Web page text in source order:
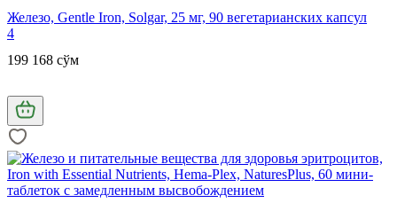
Железо, Gentle Iron, Solgar, 25 мг, 90 вегетарианских капсул
4
199 168 сўм